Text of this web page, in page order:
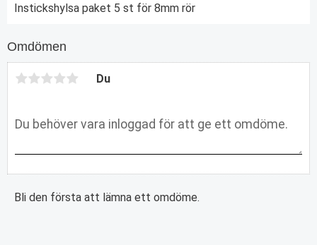
Instickshylsa paket 5 st för 8mm rör
Omdömen
Du
Bli den första att lämna ett omdöme.